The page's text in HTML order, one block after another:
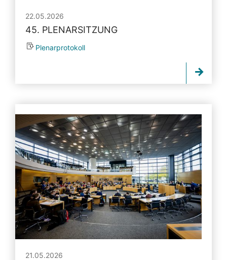
22.05.2026
45. PLENARSITZUNG
Plenarprotokoll
21.05.2026